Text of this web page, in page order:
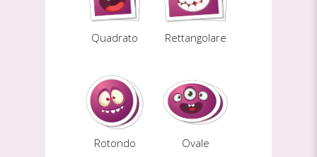
Quadrato Rettangolare
Rotondo Ovale